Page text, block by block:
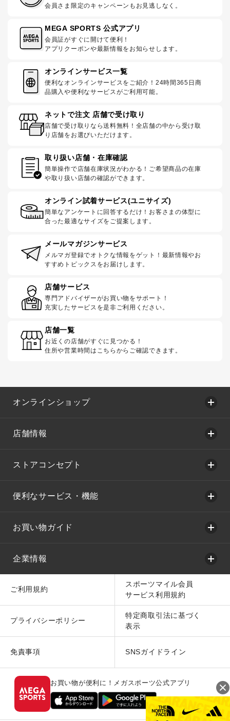
会員さま限定のキャンペーンもお見逃しなく。
MEGA SPORTS 公式アプリ
会員証がすぐに開けて便利！
アプリクーポンや最新情報をお知らせします。
オンラインサービス一覧
便利なオンラインサービスをご紹介！24時間365日商
品購入や便利なサービスがご利用可能。
ネットで注文 店舗で受け取り
店舗で受け取りなら送料無料！全店舗の中から受け取
り店舗をお選びいただけます。
取り扱い店舗・在庫確認
簡単操作で店舗在庫状況がわかる！ご希望商品の在庫
や取り扱い店舗の確認ができます。
オンライン試着サービス(ユニサイズ)
簡単なアンケートに回答するだけ！お客さまの体型に
合った最適なサイズをご提案します。
メールマガジンサービス
メルマガ登録でオトクな情報をゲット！最新情報やお
すすめトピックスをお届けします。
店舗サービス
専門アドバイザーがお買い物をサポート！
充実したサービスを是非ご利用ください。
店舗一覧
お近くの店舗がすぐに見つかる！
住所や営業時間はこちらからご確認できます。
オンラインショップ
店舗情報
ストアコンセプト
便利なサービス・機能
お買い物ガイド
企業情報
ご利用規約
スポーツマイル会員
サービス利用規約
プライバシーポリシー
特定商取引法に基づく
表示
免責事項 SNSガイドライン
お買い物が便利に！メガスポーツ公式アプリ